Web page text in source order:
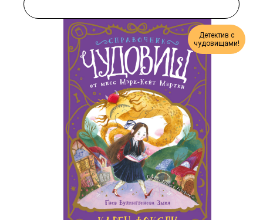
Детектив с
чудовищами!